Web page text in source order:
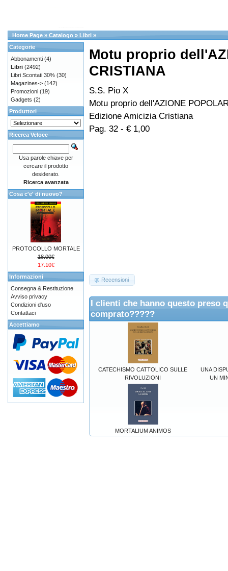
Home Page » Catalogo » Libri »
Motu proprio
CRISTIANA
S.S. Pio X
Motu proprio dell'AZIONE
Edizione Amicizia Cristiana
Pag. 32 - € 1,00
Recensioni
I clienti che hanno questo preso
comprato?????
CATECHISMO CATTOLICO SULLE
RIVOLUZIONI
UNA
UN
MORTALIUM ANIMOS
Categorie
Abbonamenti (4)
Libri (2492)
Libri Scontati 30% (30)
Magazines-> (142)
Promozioni (19)
Gadgets (2)
Produttori
Ricerca Veloce
Usa parole chiave per
cercare il prodotto
desiderato.
Ricerca avanzata
Cosa c'e' di nuovo?
PROTOCOLLO MORTALE
18.00€
17.10€
Informazioni
Consegna & Restituzione
Avviso privacy
Condizioni d'uso
Contattaci
Accettiamo